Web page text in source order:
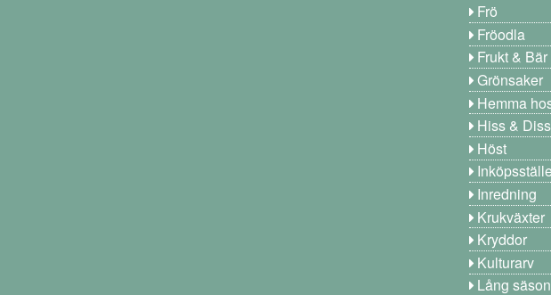
Frö
Fröodla
Frukt & Bär
Grönsaker
Hemma
Hiss & Diss
Höst
Inredning
Krukväxter
Kryddor
Kulturarv
Lång